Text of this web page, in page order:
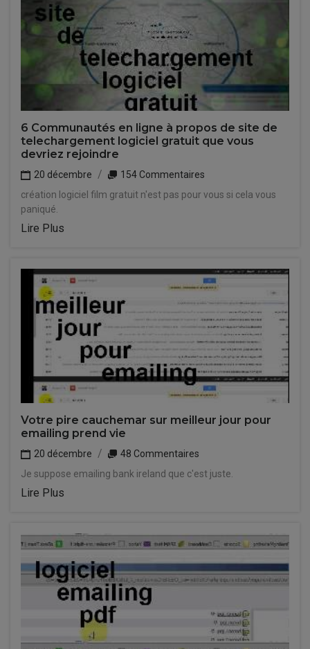
6 Communautés en ligne à propos de site de
telechargement logiciel gratuit que vous
devriez rejoindre
20 décembre
154 Commentaires
création logiciel film gratuit n'est pas pour vous si cela vous
paniqué.
Lire Plus
Votre pire cauchemar sur meilleur jour pour
emailing prend vie
20 décembre
48 Commentaires
Je suppose emailing bank ireland que c'est juste.
Lire Plus